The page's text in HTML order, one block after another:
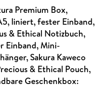
Premium Box,
liniert, fester Einband,
& Ethical Notizbuch,
Einband, Mini-
Sakura Kaweco
& Ethical Pouch,
Geschenkbox: